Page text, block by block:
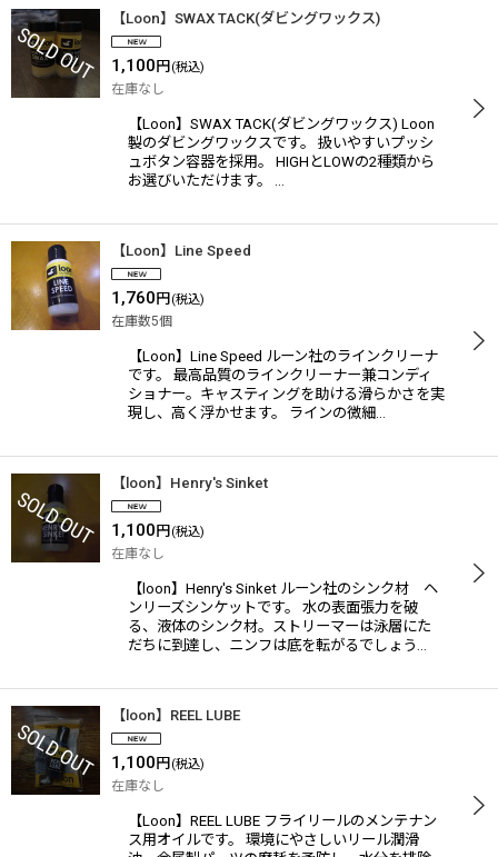
【Loon】SWAX TACK(ダビングワックス)
1,100 円 (税込)
在庫なし
【Loon】SWAX TACK(ダビングワックス) Loon
製のダビングワックスです。 扱いやすいプッシ
ュボタン容器を採用。 HIGHとLOWの2種類から
お選びいただけます。 …
【Loon】Line Speed
1,760 円 (税込)
在庫数5個
【Loon】Line Speed ルーン社のラインクリーナ
です。 最高品質のラインクリーナー兼コンディ
ショナー。キャスティングを助ける滑らかさを実
現し、高く浮かせます。 ラインの微細…
【loon】Henry's Sinket
1,100 円 (税込)
在庫なし
【loon】Henry's Sinket ルーン社のシンク材 ヘ
ンリーズシンケットです。 水の表面張力を破
る、液体のシンク材。ストリーマーは泳層にた
だちに到達し、ニンフは底を転がるでしょう…
【loon】REEL LUBE
1,100 円 (税込)
在庫なし
【Loon】REEL LUBE フライリールのメンテナン
ス用オイルです。 環境にやさしいリール潤滑